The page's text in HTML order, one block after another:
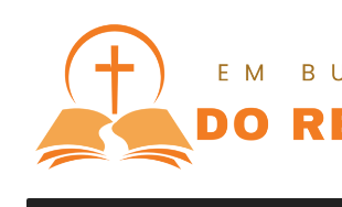
conteúdo